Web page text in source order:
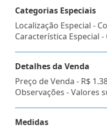
Categorias Especiais
Localização Especial -
Característica Especial
Detalhes da Venda
Preço de Venda - R$
Observações - Valores
Medidas